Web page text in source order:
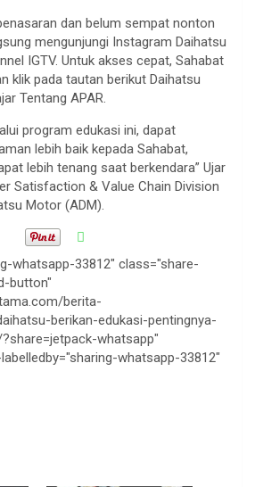
dan belum sempat nonton
mengunjungi Instagram Daihatsu
IGTV. Untuk akses cepat, Sahabat
klik pada tautan berikut Daihatsu
Tentang APAR.
program edukasi ini, dapat
lebih baik kepada Sahabat,
lebih tenang saat berkendara” Ujar
Satisfaction & Value Chain Division
Motor (ADM).
whatsapp-33812" class="share-
button"
berita-
berikan-edukasi-pentingnya-
whatsapp"
whatsapp-33812"